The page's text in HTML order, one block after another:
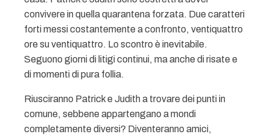
convivere in quella quarantena forzata. Due caratteri
forti messi costantemente a confronto, ventiquattro
ore su ventiquattro. Lo scontro è inevitabile.
Seguono giorni di litigi continui, ma anche di risate e
di momenti di pura follia.
Riusciranno Patrick e Judith a trovare dei punti in
comune, sebbene appartengano a mondi
completamente diversi? Diventeranno amici,